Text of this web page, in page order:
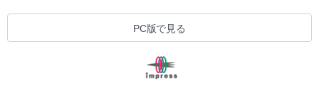
PC版で見る